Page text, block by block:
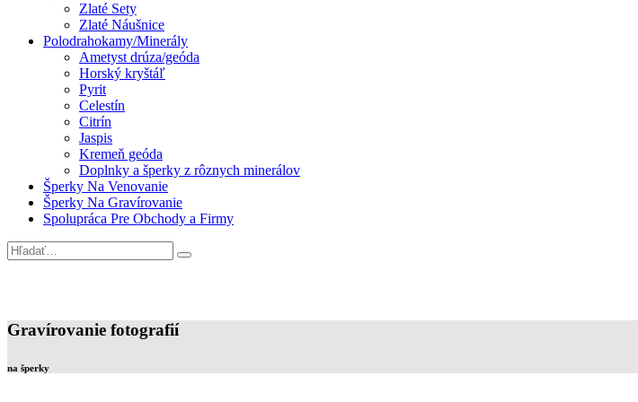
Zlaté Sety
Zlaté Náušnice
Polodrahokamy/Minerály
Ametyst drúza/geóda
Horský kryštáľ
Pyrit
Celestín
Citrín
Jaspis
Kremeň geóda
Doplnky a šperky z rôznych minerálov
Šperky Na Venovanie
Šperky Na Gravírovanie
Spolupráca Pre Obchody a Firmy
Gravírovanie fotografií
na šperky